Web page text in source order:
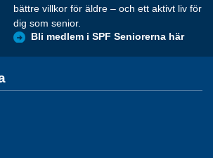
bättre villkor för äldre – och ett aktivt liv för
dig som senior.
Bli medlem i SPF Seniorerna här